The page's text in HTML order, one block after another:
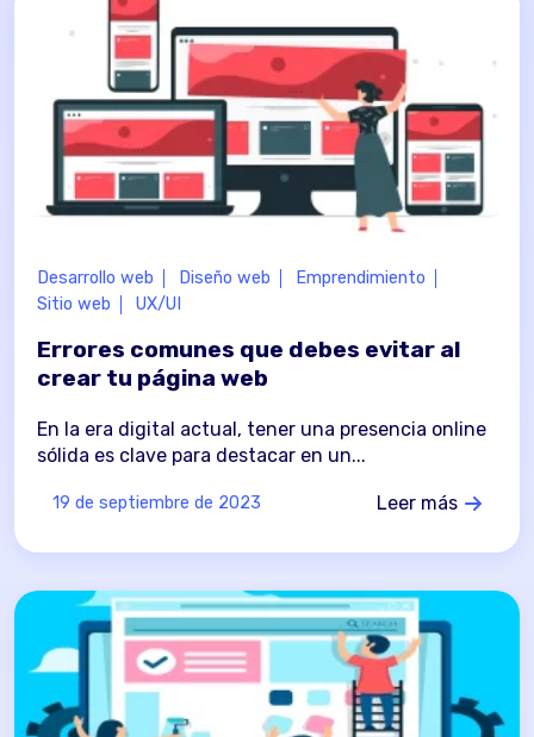
Desarrollo web Diseño web
Emprendimiento
Sitio web
UX/UI
Errores comunes que debes evitar al
crear tu página web
En la era digital actual, tener una presencia online
sólida es clave para destacar en un...
19 de septiembre de 2023 Leer más